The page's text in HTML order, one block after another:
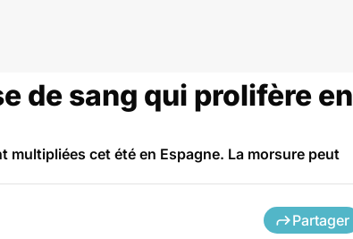
de sang qui prolifère en
multipliées cet été en Espagne. La morsure peut
Partager